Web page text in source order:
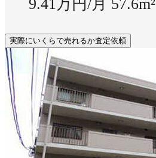
9.41万円/月 57.6m²
実際にいくらで売れるか査定依頼